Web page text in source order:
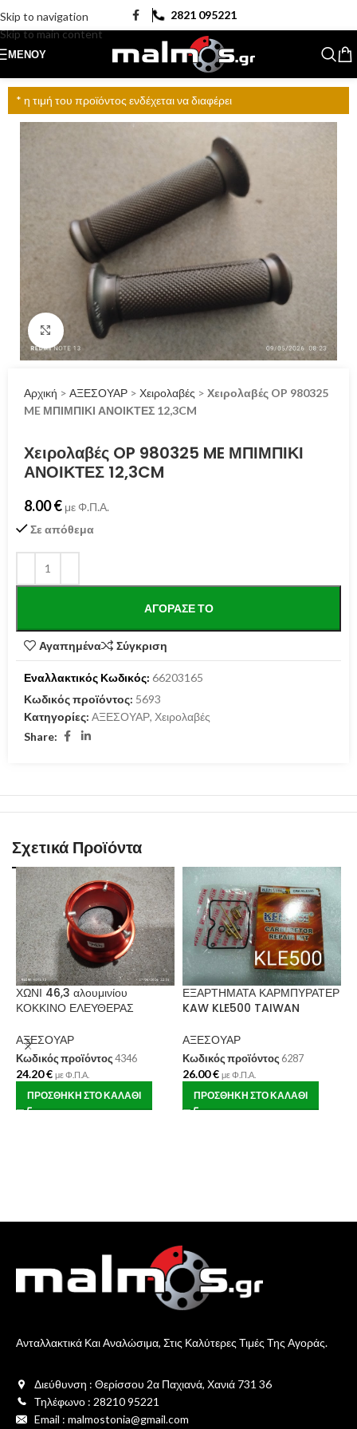
Skip to navigation
Skip to main content
2821 095221
ΜΕΝΟΎ
* η τιμή του προϊόντος ενδέχεται να διαφέρει
Click to enlarge
Αρχική > ΑΞΕΣΟΥΑΡ > Χειρολαβές > Χειρολαβές OP 980325
ME ΜΠΙΜΠΙΚΙ ΑΝΟΙΚΤΕΣ 12,3CM
Χειρολαβές OP 980325 ME ΜΠΙΜΠΙΚΙ
ΑΝΟΙΚΤΕΣ 12,3CM
8.00€ με Φ.Π.Α.
Σε απόθεμα
ΑΓΌΡΑΣΕ ΤΟ
Αγαπημένα Σύγκριση
Εναλλακτικός Κωδικός: 66203165
Κωδικός προϊόντος: 5693
Κατηγορίες: ΑΞΕΣΟΥΑΡ, Χειρολαβές
Share:
Σχετικά Προϊόντα
ΧΩΝΙ 46,3 αλουμινίου
ΚΟΚΚΙΝΟ ΕΛΕΥΘΕΡΑΣ
ΑΞΕΣΟΥΑΡ
Κωδικός προϊόντος 4346
24.20€ με Φ.Π.Α.
ΠΡΟΣΘΉΚΗ ΣΤΟ ΚΑΛΆΘΙ
ΕΞΑΡΤΗΜΑΤΑ ΚΑΡΜΠΥΡΑΤΕΡ
KAW KLE500 TAIWAN
ΑΞΕΣΟΥΑΡ
Κωδικός προϊόντος 6287
26.00€ με Φ.Π.Α.
ΠΡΟΣΘΉΚΗ ΣΤΟ ΚΑΛΆΘΙ
Ανταλλακτικά Και Αναλώσιμα, Στις Καλύτερες Τιμές Της Αγοράς.
Διεύθυνση : Θερίσσου 2α Παχιανά, Χανιά 731 36
Τηλέφωνο : 28210 95221
Email : malmostonia@gmail.com